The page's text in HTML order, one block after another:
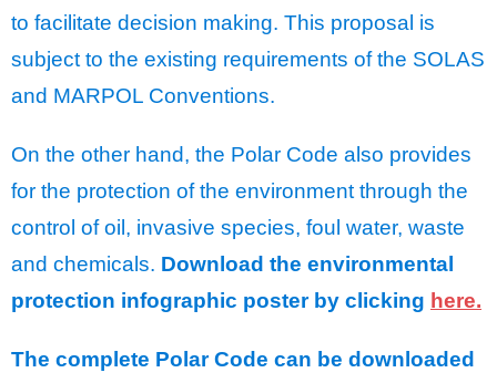
to facilitate decision making. This proposal is
subject to the existing requirements of the SOLAS
and MARPOL Conventions.
On the other hand, the Polar Code also provides
for the protection of the environment through the
control of oil, invasive species, foul water, waste
and chemicals. Download the environmental
protection infographic poster by clicking here.
The complete Polar Code can be downloaded